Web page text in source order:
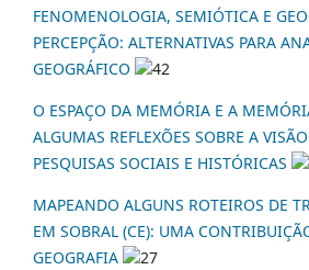
FENOMENOLOGIA, SEMIÓTICA E
PERCEPÇÃO: ALTERNATIVAS PARA
GEOGRÁFICO
42
O ESPAÇO DA MEMÓRIA E A
ALGUMAS REFLEXÕES SOBRE A
PESQUISAS SOCIAIS E HISTÓRICAS
MAPEANDO ALGUNS ROTEIROS DE
EM SOBRAL (CE): UMA
GEOGRAFIA
27